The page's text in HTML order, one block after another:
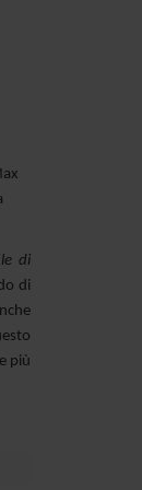
di
di
più